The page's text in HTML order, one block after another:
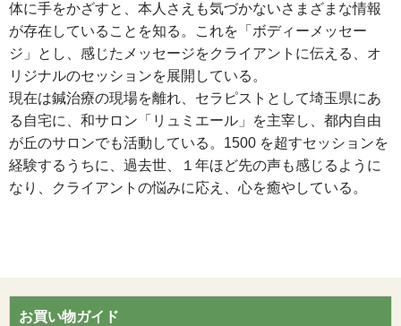
体に手をかざすと、本人さえも気づかないさまざまな情報
が存在していることを知る。これを「ボディーメッセー
ジ」とし、感じたメッセージをクライアントに伝える、オ
リジナルのセッションを展開している。
現在は鍼治療の現場を離れ、セラピストとして埼玉県にあ
る自宅に、和サロン「リュミエール」を主宰し、都内自由
が丘のサロンでも活動している。1500 を超すセッションを
経験するうちに、過去世、１年ほど先の声も感じるように
なり、クライアントの悩みに応え、心を癒やしている。
お買い物ガイド